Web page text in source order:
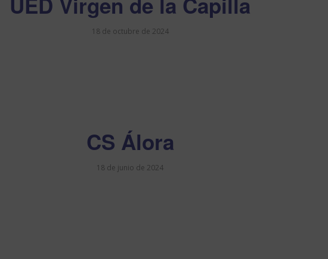
18 de octubre de 2024
CS Álora
18 de junio de 2024